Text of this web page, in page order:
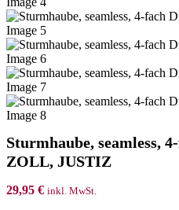
Sturmhaube, seamless,
ZOLL, JUSTIZ
29,95 € inkl. MwSt.